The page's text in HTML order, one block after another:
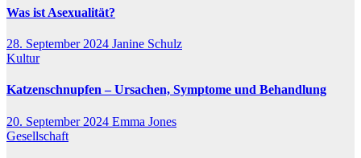
Was ist Asexualität?
28. September 2024 Janine Schulz
Kultur
Katzenschnupfen – Ursachen, Symptome und Behandlung
20. September 2024 Emma Jones
Gesellschaft